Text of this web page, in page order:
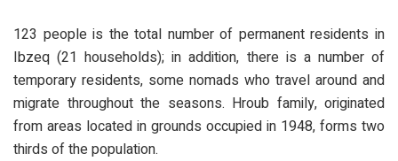
123 people is the total number of permanent residents in
Ibzeq (21 households); in addition, there is a number of
temporary residents, some nomads who travel around and
migrate throughout the seasons. Hroub family, originated
from areas located in grounds occupied in 1948, forms two
thirds of the population.